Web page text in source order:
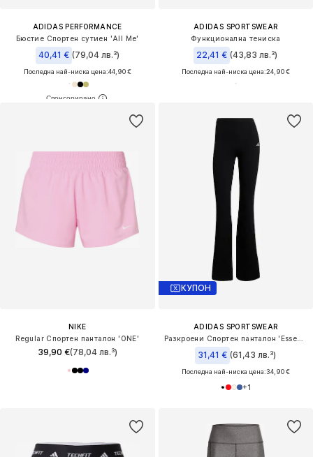
ADIDAS PERFORMANCE
Бюстие Спортен сутиен 'All Me'
40,41 € (79,04 лв.³)
Последна най-ниска цена:44,90 €
ADIDAS SPORTSWEAR
Функционална тениска
22,41 € (43,83 лв.³)
Последна най-ниска цена:24,90 €
NIKE
Regular Спортен панталон 'ONE'
39,90 €(78,04 лв.³)
КУПОН
ADIDAS SPORTSWEAR
31,41 € (61,43 лв.³)
Последна най-ниска цена:34,90 €
+1